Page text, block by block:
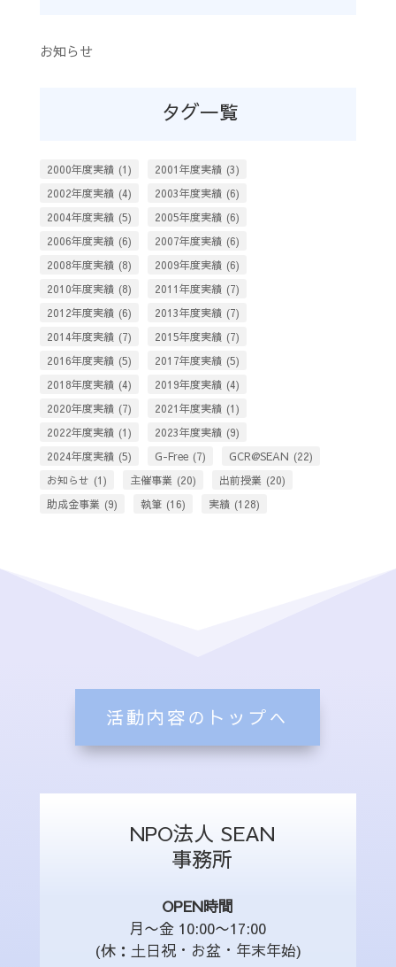
お知らせ
タグ一覧
2000年度実績 (1) 2001年度実績 (3)
2002年度実績 (4) 2003年度実績 (6)
2004年度実績 (5) 2005年度実績 (6)
2006年度実績 (6) 2007年度実績 (6)
2008年度実績 (8) 2009年度実績 (6)
2010年度実績 (8) 2011年度実績 (7)
2012年度実績 (6) 2013年度実績 (7)
2014年度実績 (7) 2015年度実績 (7)
2016年度実績 (5) 2017年度実績 (5)
2018年度実績 (4) 2019年度実績 (4)
2020年度実績 (7) 2021年度実績 (1)
2022年度実績 (1) 2023年度実績 (9)
2024年度実績 (5) G-Free (7) GCR@SEAN (22)
お知らせ (1) 主催事業 (20) 出前授業 (20)
助成金事業 (9) 執筆 (16) 実績 (128)
活動内容のトップへ
NPO法人 SEAN
事務所
OPEN時間
月〜金 10:00〜17:00
(休：土日祝・お盆・年末年始)